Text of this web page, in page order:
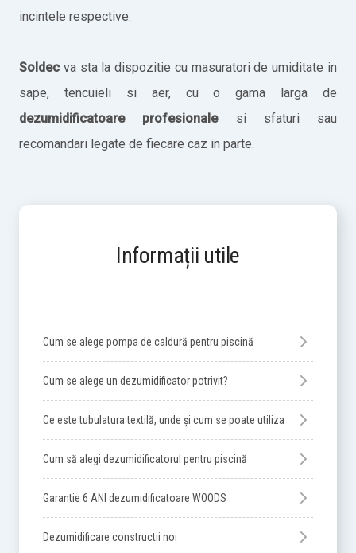
incintele respective.
Soldec va sta la dispozitie cu masuratori de umiditate in
sape, tencuieli si aer, cu o gama larga de
dezumidificatoare profesionalesi sfaturi sau
recomandari legate de fiecare caz in parte.
Informații utile
Cum se alege pompa de caldură pentru piscină
Cum se alege un dezumidificator potrivit?
Ce este tubulatura textilă, unde și cum se poate utiliza
Cum să alegi dezumidificatorul pentru piscină
Garantie 6 ANI dezumidificatoare WOODS
Dezumidificare constructii noi